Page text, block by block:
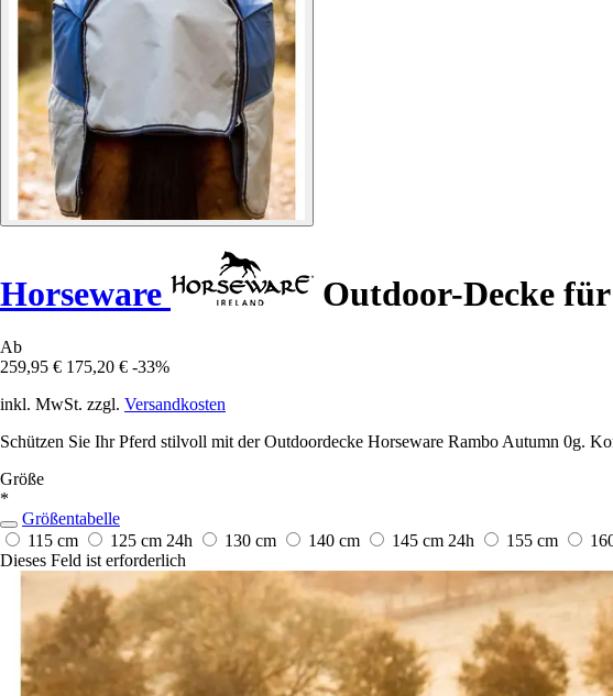
Horseware Outdoor-Decke
Ab
259,95 € 175,20 € -33%
inkl. MwSt. zzgl. Versandkosten
Schützen Sie Ihr Pferd stilvoll mit der Outdoordecke Horseware Rambo Autumn 0g.
Größe
*
Größentabelle
115 cm
125 cm 24h 130 cm 140 cm 145 cm 24h 155 cm
Dieses Feld ist erforderlich